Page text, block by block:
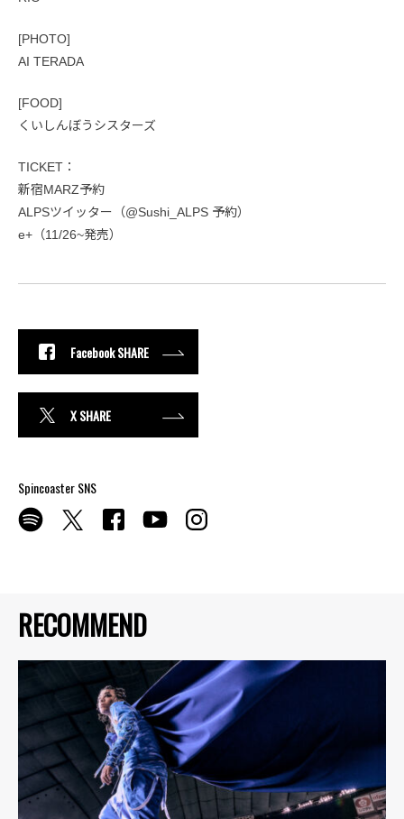
RECOMMEND
[PHOTO]
AI TERADA
[FOOD]
くいしんぼうシスターズ
TICKET：
新宿MARZ予約
ALPSツイッター（@Sushi_ALPS 予約）
e+（11/26~発売）
Facebook SHARE
X SHARE
Spincoaster SNS